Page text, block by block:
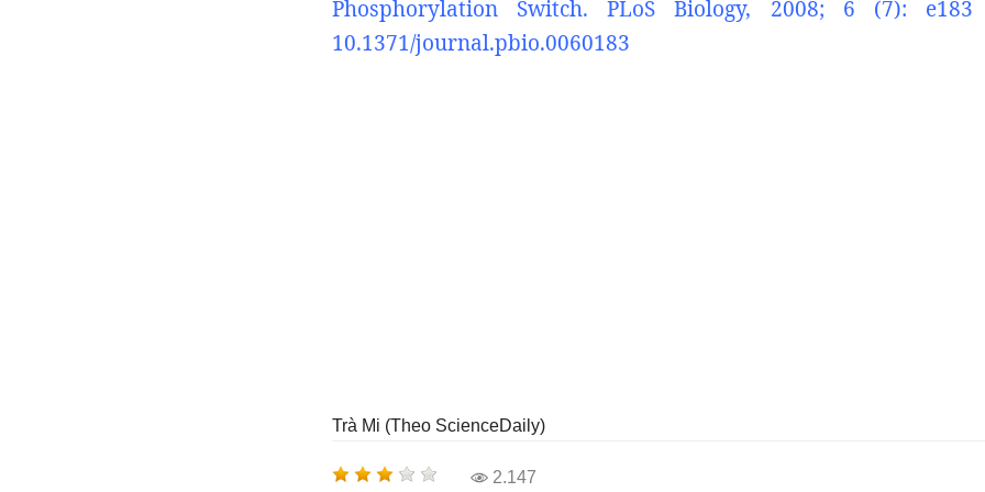
Phosphorylation Switch. PLoS Biology, 2008; 6 (7): e183
10.1371/journal.pbio.0060183
Trà Mi (Theo ScienceDaily)
2.147